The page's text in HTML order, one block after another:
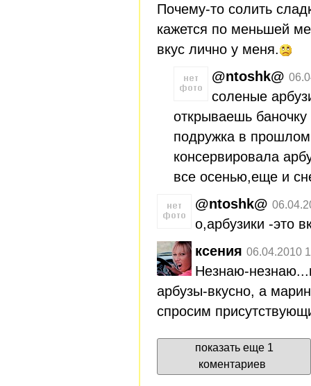
Почему-то солить
кажется по меньшей
вкус лично у меня.
@ntoshk@
соленые
открываешь
подружка в прошлом
консервировала
все осенью,еще и
@ntoshk@
о,арбузики -это
ксения 06.04.2010
Незнаю-
арбузы-вкусно, а
спросим
показать еще 1
коментариев